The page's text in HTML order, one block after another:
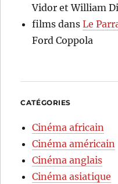
Vidor et William
films dansLe
Ford Coppola
CATÉGORIES
Cinéma africain
Cinéma américain
Cinéma anglais
Cinéma asiatique